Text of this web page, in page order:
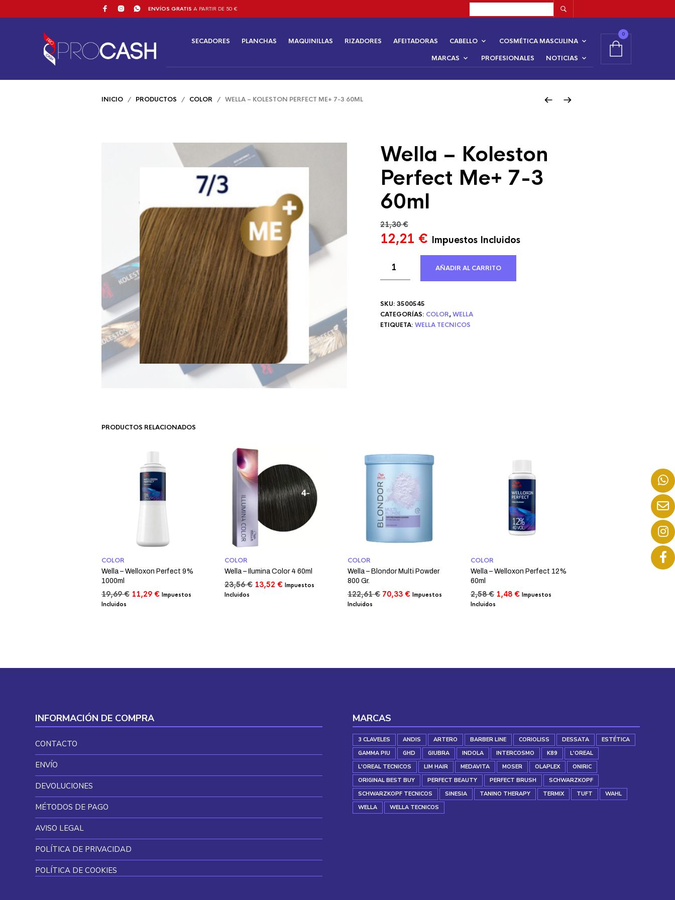
ENVÍOS GRATIS A PARTIR DE 50 €
SECADORES PLANCHAS MAQUINILLAS RIZADORES AFEITADORAS CABELLO COSMÉTICA MASCULINA
MARCAS PROFESIONALES NOTICIAS
0
INICIO / PRODUCTOS / COLOR / WELLA – KOLESTON PERFECT ME+ 7-3 60ML
Wella – Koleston
Perfect Me+ 7-3
60ml
21,30€
El
original
era:
12,21 €El
precio
actual
es:
Impuestos Incluidos
AÑADIR AL CARRITO
SKU: 3500545
CATEGORÍAS: COLOR,WELLA
ETIQUETA: WELLA TECNICOS
PRODUCTOS RELACIONADOS
COLOR
Wella – Welloxon Perfect 9%
1000ml
19,69€ El
11,29 €ElImpuestos
Incluidos
COLOR
Wella – Ilumina Color 4 60ml
23,56€ El
13,52 €ElImpuestos
Incluidos
COLOR
Wella – Blondor Multi Powder
800 Gr.
122,61€ El
70,33 €ElImpuestos
Incluidos
COLOR
Wella – Welloxon Perfect 12%
60ml
2,58€ El
1,48 €ElImpuestos
Incluidos
INFORMACIÓN DE COMPRA
CONTACTO
ENVÍO
DEVOLUCIONES
MÉTODOS DE PAGO
AVISO LEGAL
POLÍTICA DE PRIVACIDAD
POLÍTICA DE COOKIES
MARCAS
3 CLAVELES ANDIS ARTERO BARBER LINE CORIOLISS DESSATA
ESTÉTICA
GAMMA PIU
GHD GIUBRA INDOLA INTERCOSMO K89
L'OREAL
L'OREAL TECNICOS
LIM HAIR MEDAVITA MOSER OLAPLEX
ONIRIC
ORIGINAL BEST BUY
PERFECT BEAUTY PERFECT BRUSH
SCHWARZKOPF
SCHWARZKOPF TECNICOS
SINESIA TANINO THERAPY TERMIX TUFT
WAHL
WELLA
WELLA TECNICOS